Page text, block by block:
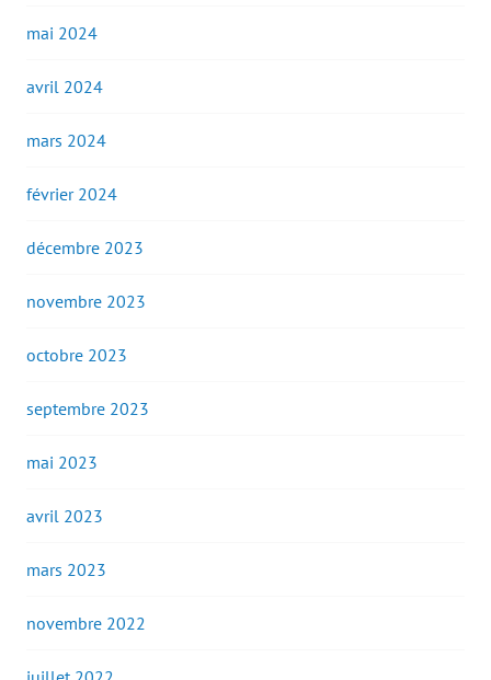
mai 2024
avril 2024
mars 2024
février 2024
décembre 2023
novembre 2023
octobre 2023
septembre 2023
mai 2023
avril 2023
mars 2023
novembre 2022